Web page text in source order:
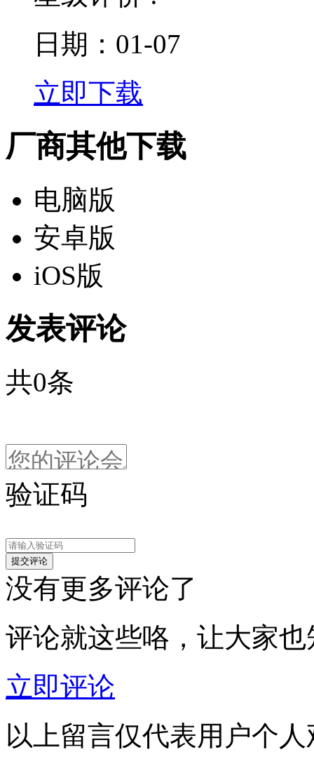
日期：01-07
立即下载
厂商其他下载
电脑版
安卓版
iOS版
发表评论
共0条
验证码
没有更多评论了
评论就这些咯，让大家
立即评论
以上留言仅代表用户个